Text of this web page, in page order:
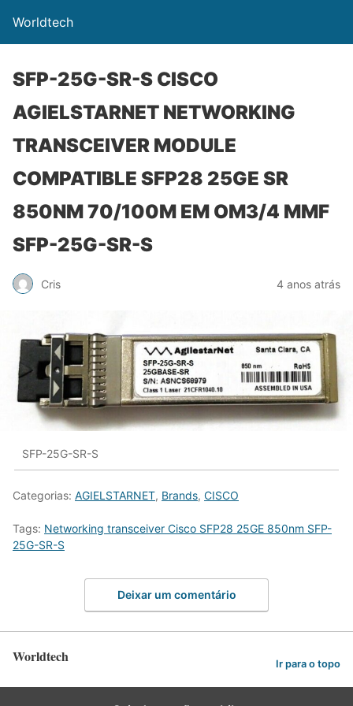
Worldtech
SFP-25G-SR-S CISCO
AGIELSTARNET NETWORKING
TRANSCEIVER MODULE
COMPATIBLE SFP28 25GE SR
850NM 70/100M EM OM3/4 MMF
SFP-25G-SR-S
Cris 4 anos atrás
SFP-25G-SR-S
Categorias: AGIELSTARNET, Brands, CISCO
Tags: Networking transceiver Cisco SFP28 25GE 850nm SFP-
25G-SR-S
Deixar um comentário
Worldtech Ir para o topo